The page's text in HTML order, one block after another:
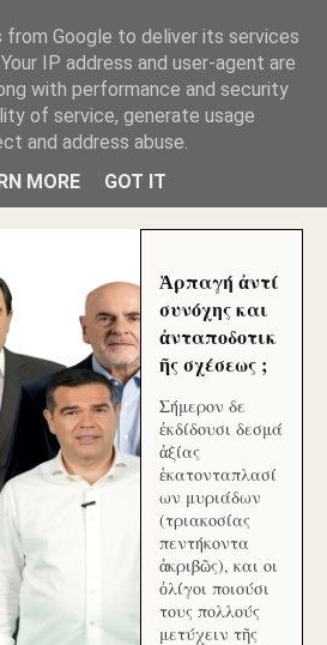
ΤΑ ΣΟΣΙΑΛ ΚΑΙ
ΧΙΛΙΑΔΕΣ ΜΙΚΡΟΕΠΕΝΔΥΤΕΣ
ΚΑΙ ΕΓΚΛΗΜΑ ?
ΜΕΓΑΛΟΙ ΚΛΕΠΤΑΙ ΑΠΟ ΤΟ
Ἁρπαγή ἀντί
συνόχης και
ἀνταποδοτικ
ῆς σχέσεως ;
Σήμερον δε
ἐκδίδουσι δεσμά
ἀξίας
ἑκατονταπλασί
ων μυριάδων
(τριακοσίας
πεντήκοντα
ἀκριβῶς), και οι
ὀλίγοι ποιούσι
τους πολλούς
μετύχειν τῆς
from Google to deliver its services
IP address and user-agent are
with performance and security
of service, generate usage
and address abuse.
MORE
GOT IT